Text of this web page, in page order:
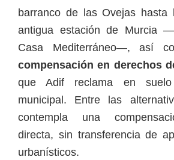
barranco de las Ovejas
antigua estación de Murcia
Casa Mediterráneo—, así
compensación en derechos
que Adif reclama en
municipal. Entre las
contempla una
directa, sin transferencia de
urbanísticos.